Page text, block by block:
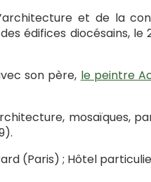
et de la
édifices diocésains, le
son père, le peintre
mosaïques,
(Paris) ; Hôtel